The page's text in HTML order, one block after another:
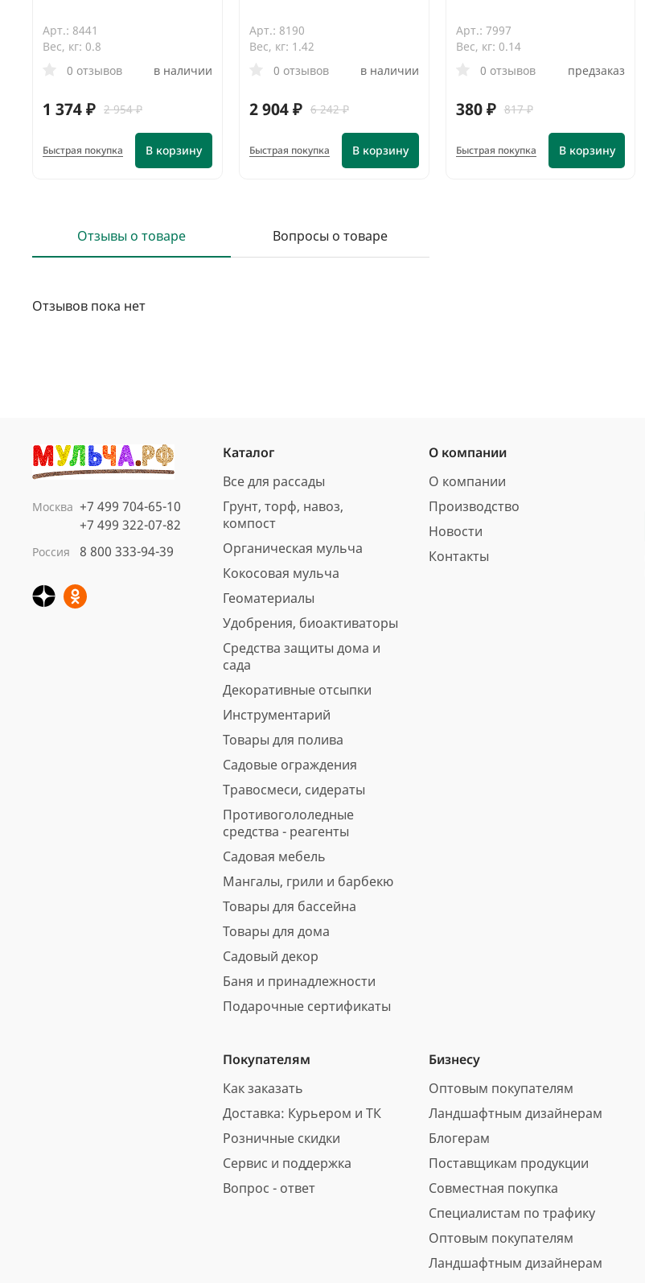
Арт.: 8441
Вес, кг: 0.8
0 отзывов
в наличии
1 374 ₽ 2 954 ₽
В корзину
Быстрая покупка
Арт.: 8190
Вес, кг: 1.42
0 отзывов
в наличии
2 904 ₽ 6 242 ₽
В корзину
Быстрая покупка
Арт.: 7997
Вес, кг: 0.14
0 отзывов
предзаказ
380 ₽ 817 ₽
В корзину
Быстрая покупка
Отзывы о товаре Вопросы о товаре
Отзывов пока нет
Москва +7 499 704-65-10
+7 499 322-07-82
Россия 8 800 333-94-39
Каталог
Все для рассады
Грунт, торф, навоз,
компост
Органическая мульча
Кокосовая мульча
Геоматериалы
Удобрения, биоактиваторы
Средства защиты дома и
сада
Декоративные отсыпки
Инструментарий
Товары для полива
Садовые ограждения
Травосмеси, сидераты
Противогололедные
средства - реагенты
Садовая мебель
Мангалы, грили и барбекю
Товары для бассейна
Товары для дома
Садовый декор
Баня и принадлежности
Подарочные сертификаты
О компании
О компании
Производство
Новости
Контакты
Покупателям
Как заказать
Доставка: Курьером и ТК
Розничные скидки
Сервис и поддержка
Вопрос - ответ
Бизнесу
Оптовым покупателям
Ландшафтным дизайнерам
Блогерам
Поставщикам продукции
Совместная покупка
Специалистам по трафику
Оптовым покупателям
Ландшафтным дизайнерам